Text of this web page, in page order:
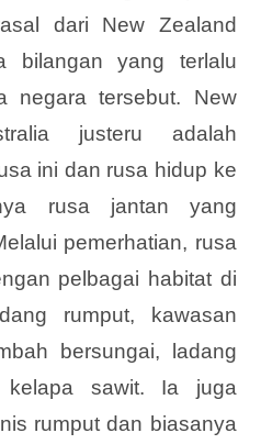
dari New Zealand
bilangan yang terlalu
negara tersebut. New
justeru adalah
ini dan rusa hidup ke
rusa jantan yang
pemerhatian, rusa
pelbagai habitat di
rumput, kawasan
bersungai, ladang
kelapa sawit. Ia juga
rumput dan biasanya